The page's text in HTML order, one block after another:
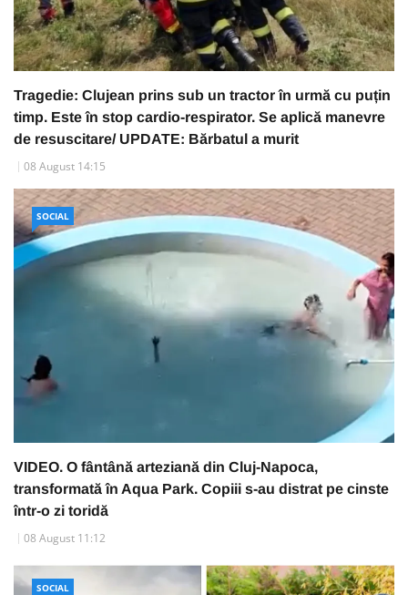
Tragedie: Clujean prins sub un tractor în urmă cu puțin
timp. Este în stop cardio-respirator. Se aplică manevre
de resuscitare/ UPDATE: Bărbatul a murit
08 August 14:15
SOCIAL
VIDEO. O fântână arteziană din Cluj-Napoca,
transformată în Aqua Park. Copiii s-au distrat pe cinste
într-o zi toridă
08 August 11:12
SOCIAL